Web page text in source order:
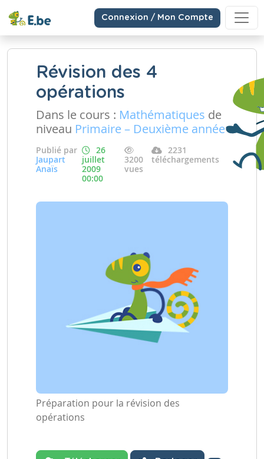
Connexion / Mon Compte
Révision des 4
opérations
Dans le cours : Mathématiques de
niveau Primaire – Deuxième année
Publié par
Jaupart
Anaïs
26
juillet
2009
00:00
3200
vues
2231
téléchargements
Préparation pour la révision des
opérations